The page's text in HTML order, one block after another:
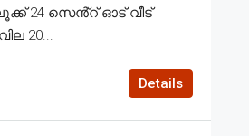
24 സെൻ്റ് ഓട് വീട്
20...
Details